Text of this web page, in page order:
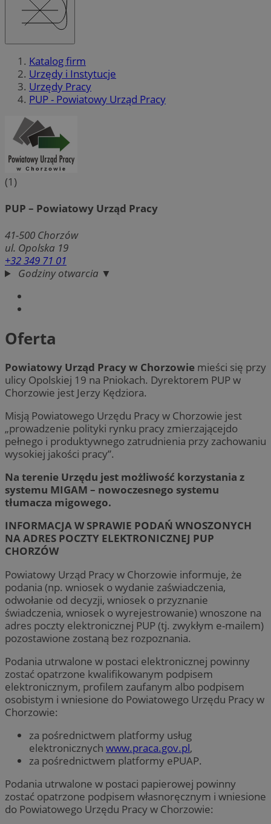
Katalog firm
Urzędy i Instytucje
Urzędy Pracy
PUP - Powiatowy Urząd Pracy
(1)
PUP – Powiatowy Urząd Pracy
41-500 Chorzów
ul. Opolska 19
+32 349 71 01
Godziny otwarcia ▼
Oferta
Powiatowy Urząd Pracy w Chorzowie mieści się przy
ulicy Opolskiej 19 na Pniokach. Dyrektorem PUP w
Chorzowie jest Jerzy Kędziora.
Misją Powiatowego Urzędu Pracy w Chorzowie jest
„prowadzenie polityki rynku pracy zmierzającejdo
pełnego i produktywnego zatrudnienia przy zachowaniu
wysokiej jakości pracy”.
Na terenie Urzędu jest możliwość korzystania z
systemu MIGAM – nowoczesnego systemu
tłumacza migowego.
INFORMACJAW SPRAWIE PODAŃ WNOSZONYCH
NA ADRES POCZTY ELEKTRONICZNEJ PUP
CHORZÓW
Powiatowy Urząd Pracy w Chorzowie informuje, że
podania (np. wniosek o wydanie zaświadczenia,
odwołanie od decyzji, wniosek o przyznanie
świadczenia, wniosek o wyrejestrowanie) wnoszone na
adres poczty elektronicznej PUP (tj. zwykłym e-mailem)
pozostawione zostaną bez rozpoznania.
Podania utrwalone w postaci elektronicznej powinny
zostać opatrzone kwalifikowanym podpisem
elektronicznym, profilem zaufanym albo podpisem
osobistym i wniesione do Powiatowego Urzędu Pracy w
Chorzowie:
za pośrednictwem platformy usług
elektronicznych www.praca.gov.pl,
za pośrednictwem platformy ePUAP.
Podania utrwalone w postaci papierowej powinny
zostać opatrzone podpisem własnoręcznym i wniesione
do Powiatowego Urzędu Pracy w Chorzowie: